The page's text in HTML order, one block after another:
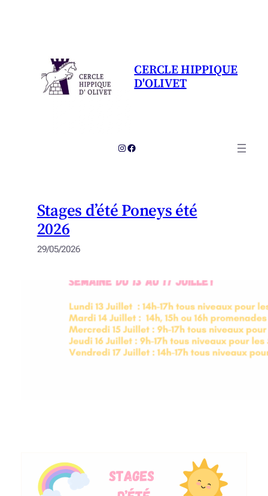
CERCLE HIPPIQUE
D'OLIVET
Instagram
Facebook
Stages d’été Poneys été
2026
29/05/2026